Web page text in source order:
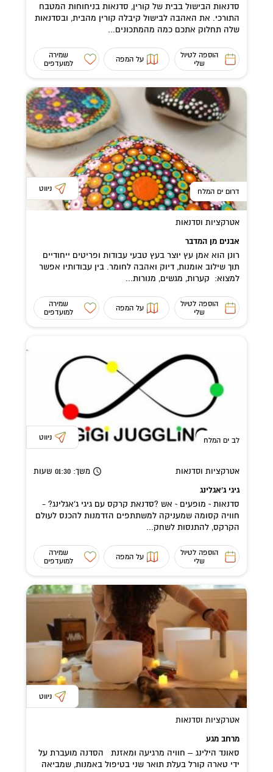
סדנאות הבישול בבית של קורין, סדנאות בניחוחות המטבח
התורכי. את האהבה לבישול קיבלה קורין מהבית, ובסדנאות
שלה תחלוק אתכם כמה מהמתכונים...
הוספה לטיול
שלי
על המפה
שמירה
למועדפים
דרום ים המלח ניווט
אטרקציות וסדנאות
אבנים מן המדבר
רונן הוא אמן עץ יוצר בעץ טבעי עבודות ופריטים ייחודיים
תוך שילוב אומנות, דיוק ואהבה לחומר. בין עבודותיו אפשר
למצוא: קערות, מגשים, מנורות...
הוספה לטיול
שלי
על המפה
שמירה
למועדפים
לב ים המלח ניווט
אטרקציות וסדנאות משך: 01:30 שעות
גיגי ג'אגלינג
סדנאות ~ מופעים ~ אש ?סדנאת קרקס עם גיגי ג'אגלינג? -
חוויה קסומה שמעניקה למשתתפים הזדמנות להכנס לעולם
הקרקס, להתנסות לשחק...
הוספה לטיול
שלי
על המפה
שמירה
למועדפים
ניווט
אטרקציות וסדנאות
מרחב מגע
סאונד הילינג – חוויה מרגיעה ומאזנת הסדנה מועברת על
ידי טארה קורל בעלת תואר שני בטיפול באמנות, שמביאה